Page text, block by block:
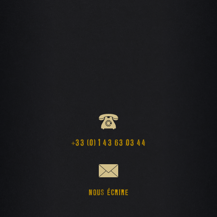
+33 (0) 1 43 63 03 44
NOUS ÉCRIRE